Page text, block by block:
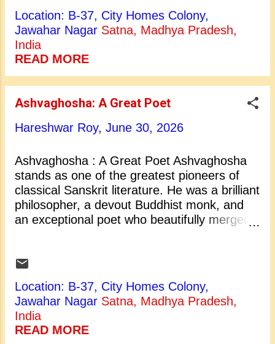
यह केवल एक जीवन परिचय नहीं है, बल्कि असीम
काव्यात्मक गरिमा के साथ कही गई एक गहरी आध्यात्मिक
यात्रा है। इस कृति के माध्यम से, अश्वघोष ने धार्मिक
उपदेशों को मनमोहक कला में सफलतापूर्वक बदल दिया,
जिससे वे महाकाव्य परंपरा के इतिहास में एक आधारभूत
भारतीय इतिहास के एक अत्यंत जीवंत और परिवर्तनकारी
काल में रहे, जिसे आमतौर पर पहली से दूसरी शताब्दी
ईस्वी के आसपास माना जाता है। वे कुषाण साम्राज्य के
दौरान फले-फूले। यह युग अभूतपूर्व सांस्कृतिक विकास,
धार्मिक सहिष्णुता और सिल्क रोड (रेशम मार्ग) के माध्यम से
फलते...
Location: B-37, City Homes Colony,
Jawahar Nagar Satna, Madhya Pradesh,
India
READ MORE
Ashvaghosha: A Great Poet
Hareshwar Roy, June 30, 2026
Ashvaghosha : A Great Poet Ashvaghosha
stands as one of the greatest pioneers of
classical Sanskrit literature. He was a brilliant
philosopher, a devout Buddhist monk, and
an exceptional poet who beautifully merged
that traces the sacred journey of Gautama
Buddha from his luxurious birth to his
ultimate enlightenment. As an epic, it is not
merely a biographical account but a
profound spiritual voyage told with immense
poetic grace. Through this work,
Location: B-37, City Homes Colony,
Jawahar Nagar Satna, Madhya Pradesh,
India
READ MORE